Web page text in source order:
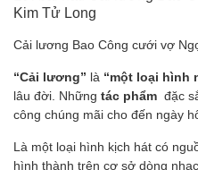
Kim Tử Long
Cải lương Bao Công cưới vợ
“Cải lương” là “một loại hình
lâu đời. Những tác phẩm đặc
công chúng mãi cho đến ngày
Là một loại hình kịch hát có
hình thành trên cơ sở dòng